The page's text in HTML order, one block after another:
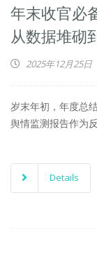
年末收官必
从数据堆砌
2025年12月25日
岁末年初，年度总
舆情监测报告作为
Details